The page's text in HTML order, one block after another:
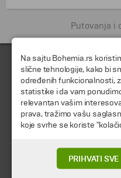
Putovanja i
Putovanja i
Na sajtu Bohemia.rs
slične tehnologije, kako bi
određenih funkcionalnosti,
statistike i da vam
relevantan vašim
prava, tražimo vašu
koje svrhe se koriste
PRIHVATI SVE